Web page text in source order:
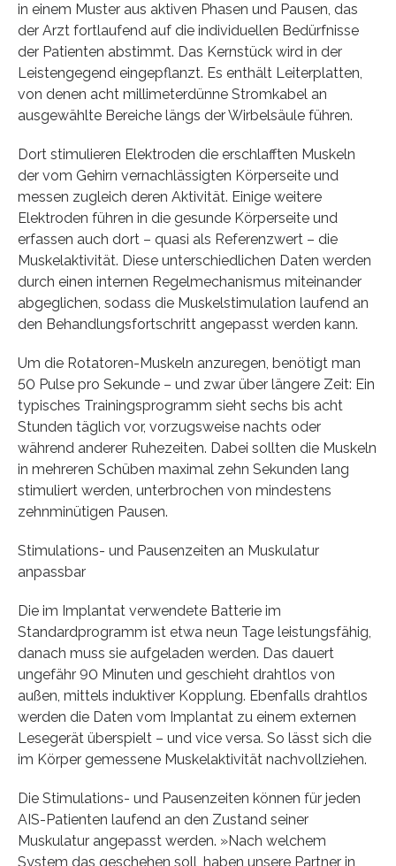
in einem Muster aus aktiven Phasen und Pausen, das
der Arzt fortlaufend auf die individuellen Bedürfnisse
der Patienten abstimmt. Das Kernstück wird in der
Leistengegend eingepflanzt. Es enthält Leiterplatten,
von denen acht millimeterdünne Stromkabel an
ausgewählte Bereiche längs der Wirbelsäule führen.
Dort stimulieren Elektroden die erschlafften Muskeln
der vom Gehirn vernachlässigten Körperseite und
messen zugleich deren Aktivität. Einige weitere
Elektroden führen in die gesunde Körperseite und
erfassen auch dort – quasi als Referenzwert – die
Muskelaktivität. Diese unterschiedlichen Daten werden
durch einen internen Regelmechanismus miteinander
abgeglichen, sodass die Muskelstimulation laufend an
den Behandlungsfortschritt angepasst werden kann.
Um die Rotatoren-Muskeln anzuregen, benötigt man
50 Pulse pro Sekunde – und zwar über längere Zeit: Ein
typisches Trainingsprogramm sieht sechs bis acht
Stunden täglich vor, vorzugsweise nachts oder
während anderer Ruhezeiten. Dabei sollten die Muskeln
in mehreren Schüben maximal zehn Sekunden lang
stimuliert werden, unterbrochen von mindestens
zehnminütigen Pausen.
Stimulations- und Pausenzeiten an Muskulatur
anpassbar
Die im Implantat verwendete Batterie im
Standardprogramm ist etwa neun Tage leistungsfähig,
danach muss sie aufgeladen werden. Das dauert
ungefähr 90 Minuten und geschieht drahtlos von
außen, mittels induktiver Kopplung. Ebenfalls drahtlos
werden die Daten vom Implantat zu einem externen
Lesegerät überspielt – und vice versa. So lässt sich die
im Körper gemessene Muskelaktivität nachvollziehen.
Die Stimulations- und Pausenzeiten können für jeden
AIS-Patienten laufend an den Zustand seiner
Muskulatur angepasst werden. »Nach welchem
System das geschehen soll, haben unsere Partner in